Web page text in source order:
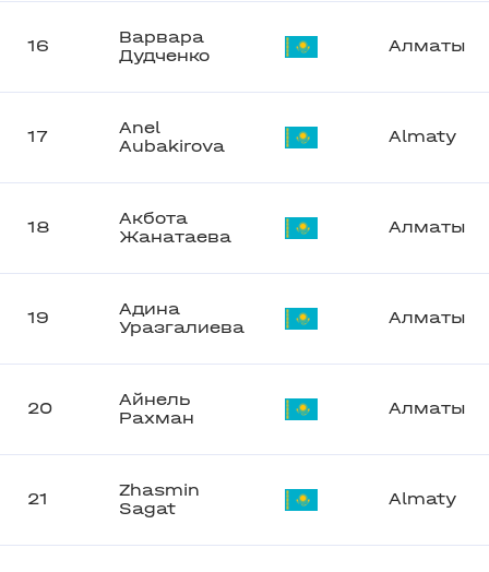
16
Варвара
Дудченко
Алматы
17
Anel
Aubakirova
Almaty
18
Акбота
Жанатаева
Алматы
19
Адина
Уразгалиева
Алматы
20
Айнель
Рахман
Алматы
21
Zhasmin
Sagat
Almaty